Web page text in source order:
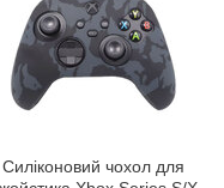
Силіконовий чохол для